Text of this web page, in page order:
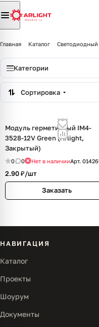
Главная Каталог Светодиодный
Категории
Сортировка
Модуль герметичный IM4-
3528-12V Green (Arlight,
Закрытый)
0 0 Нет в наличииАрт.
2.90 ₽/шт
Заказать
НАВИГАЦИЯ
Каталог
Проекты
Шоурум
Документы